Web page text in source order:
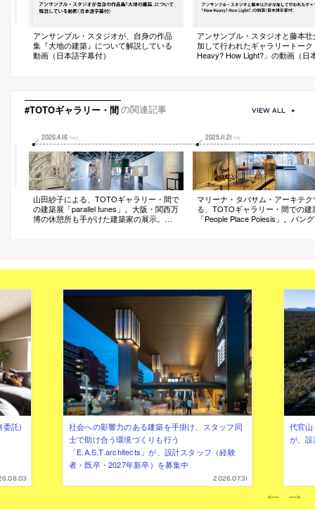
アンサンブル・スタジオが、自身の作品
集『大地の建築』について解説している
動画（日本語字幕付）
アンサンブル・スタジオと藤本壮
加して行われたギャラリートーク
Heavy? How Light?」の動画（日
#TOTOギャラリー・間の関連記事
2026.4.16 THU
山田紗子による、TOTOギャラリー・間で
の建築展「parallel tunes」。大阪・関西万
博の休憩所も手がけた建築家の展示。複
し、“躍動感のある豊かな環境”の創出を志
2025.11 21 FRI
マリーナ・タバサム・アーキテク
る、TOTOギャラリー・間での建
「People Place Poiesis」。バン
料や技術を重視した建築実践に加
て欧米の複数の大学でも教鞭を執
VIEW ALL
委託)
社会への影響力のある建築を手掛け、スタッフ同
士で助け合う環境づくりも行う
「E.A.S.T.architects」が、設計スタッフ（経験
者・既卒・2027年新卒）を募集中
2026.07.31
代官
が、